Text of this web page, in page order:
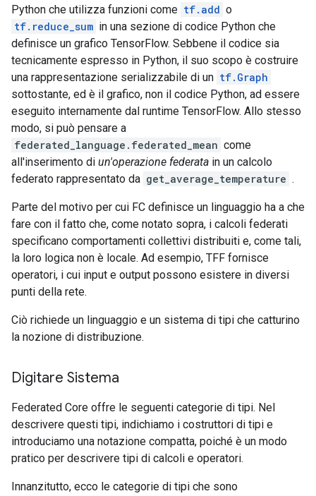
Python che utilizza funzioni come tf.add o
tf.reduce_sum in una sezione di codice Python che
definisce un grafico TensorFlow. Sebbene il codice sia
tecnicamente espresso in Python, il suo scopo è costruire
una rappresentazione serializzabile di un tf.Graph
sottostante, ed è il grafico, non il codice Python, ad essere
eseguito internamente dal runtime TensorFlow. Allo stesso
modo, si può pensare a
federated_language.federated_mean come
all'inserimento di un'operazione federata in un calcolo
federato rappresentato da get_average_temperature .
Parte del motivo per cui FC definisce un linguaggio ha a che
fare con il fatto che, come notato sopra, i calcoli federati
specificano comportamenti collettivi distribuiti e, come tali,
la loro logica non è locale. Ad esempio, TFF fornisce
operatori, i cui input e output possono esistere in diversi
punti della rete.
Ciò richiede un linguaggio e un sistema di tipi che catturino
la nozione di distribuzione.
Digitare Sistema
Federated Core offre le seguenti categorie di tipi. Nel
descrivere questi tipi, indichiamo i costruttori di tipi e
introduciamo una notazione compatta, poiché è un modo
pratico per descrivere tipi di calcoli e operatori.
Innanzitutto, ecco le categorie di tipi che sono